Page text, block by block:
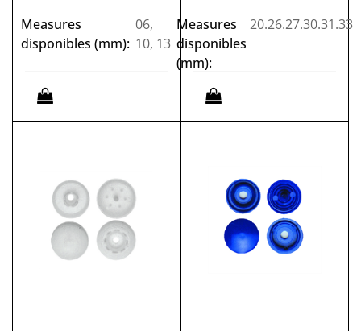
Measures
disponibles (mm):
06,
10, 13
Quantità
Measures
disponibles
(mm):
20.26.27.30.31.33
Quantità